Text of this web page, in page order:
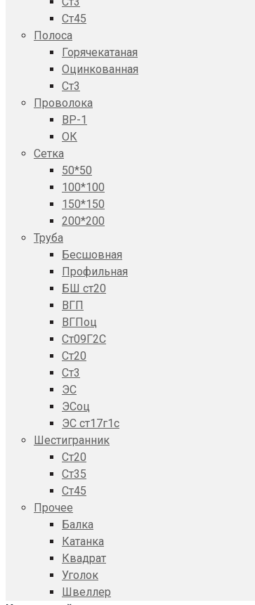
Ст45
Полоса
Горячекатаная
Оцинкованная
Ст3
Проволока
ВР-1
ОК
Сетка
50*50
100*100
150*150
200*200
Труба
Бесшовная
Профильная
БШ ст20
ВГП
ВГПоц
Ст09Г2С
Ст20
Ст3
ЭС
ЭСоц
ЭС ст17г1с
Шестигранник
Ст20
Ст35
Ст45
Прочее
Балка
Катанка
Квадрат
Уголок
Швеллер